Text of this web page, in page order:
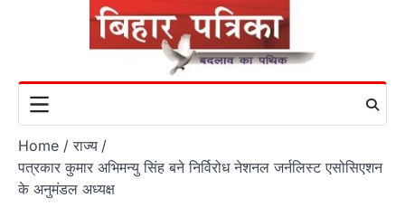
Home
राज्य
पत्रकार कुमार अभिमन्यु सिंह बने निर्विरोध नेशनल जर्नलिस्ट एसोसिएशन
के अनुमंडल अध्यक्ष